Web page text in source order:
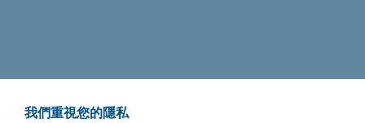
我們重視您的隱私